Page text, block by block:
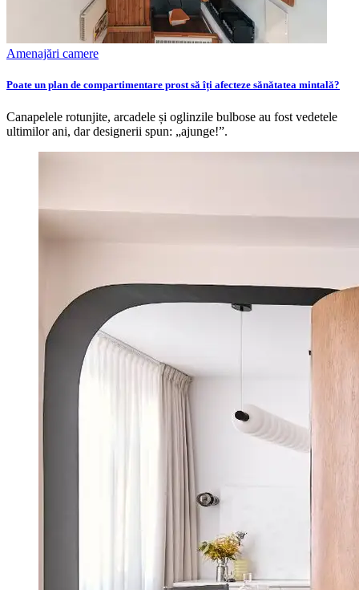
Amenajări camere
Poate un plan de compartimentare prost să îți afecteze sănătatea mintală?
Canapelele rotunjite, arcadele și oglinzile bulbose au fost vedetele
ultimilor ani, dar designerii spun: „ajunge!”.